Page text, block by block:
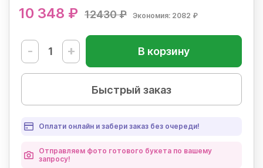
10 348 ₽ 12430 ₽ Экономия: 2082 ₽
- + В корзину
Быстрый заказ
Оплати онлайн и забери заказ без очереди!
Отправляем фото готового букета по вашему
запросу!